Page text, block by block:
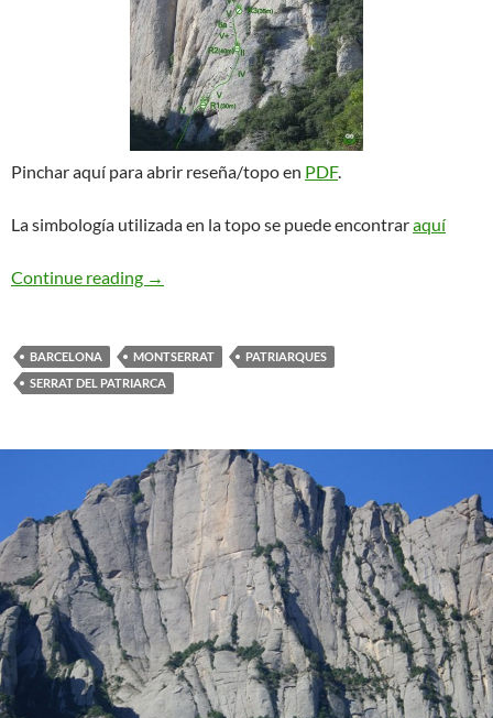
Pinchar aquí para abrir reseña/topo en PDF.
La simbología utilizada en la topo se puede encontraraquí
Continue reading Cobo-Pamplona. Serrat del Patriarca
→
BARCELONA MONTSERRAT
PATRIARQUES
SERRAT DEL PATRIARCA